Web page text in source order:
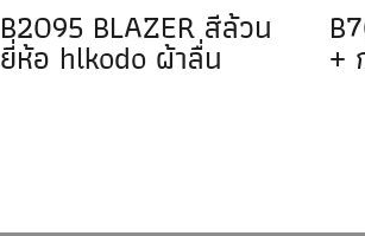
B2095 BLAZER สีล้วน
ยี่ห้อ hlkodo ผ้าลื่น +